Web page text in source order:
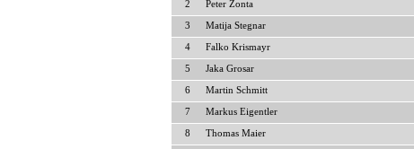
2 Peter Zonta
3 Matija Stegnar
4 Falko Krismayr
5 Jaka Grosar
6 Martin Schmitt
7 Markus Eigentler
8 Thomas Maier